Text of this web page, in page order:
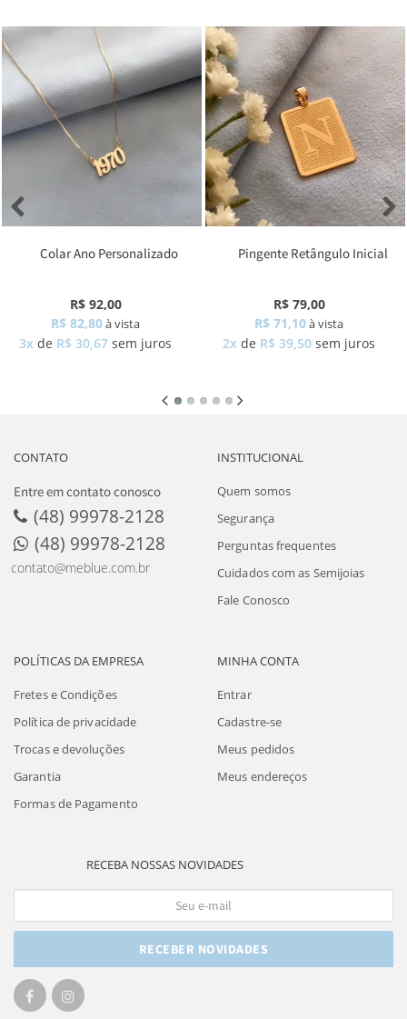
Colar Ano Personalizado
R$ 92,00
R$ 82,80à vista
3x de R$ 30,67 sem juros
Pingente Retângulo Inicial
R$ 79,00
R$ 71,10à vista
2x de R$ 39,50 sem juros
CONTATO
Entre em contato conosco
(48) 99978-2128
(48) 99978-2128
contato@meblue.com.br
INSTITUCIONAL
Quem somos
Segurança
Perguntas frequentes
Cuidados com as Semijoias
Fale Conosco
POLÍTICAS DA EMPRESA
Fretes e Condições
Política de privacidade
Trocas e devoluções
Garantia
Formas de Pagamento
MINHA CONTA
Entrar
Cadastre-se
Meus pedidos
Meus endereços
RECEBA NOSSAS NOVIDADES
RECEBER NOVIDADES